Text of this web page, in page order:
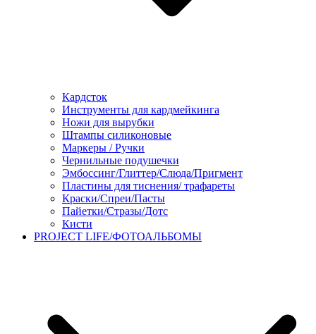
Кардсток
Инструменты для кардмейкинга
Ножи для вырубки
Штампы силиконовые
Маркеры / Ручки
Чернильные подушечки
Эмбоссинг/Глиттер/Слюда/Пригмент
Пластины для тиснения/ трафареты
Краски/Спреи/Пасты
Пайетки/Стразы/Дотс
Кисти
PROJECT LIFE/ФОТОАЛЬБОМЫ